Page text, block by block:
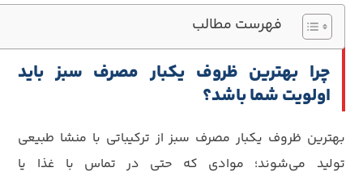
فهرست مطالب
چرا بهترین ظروف یکبار مصرف سبز باید
اولویت شما باشد؟
بهترین ظروف یکبار مصرف سبز از ترکیباتی با منشا طبیعی
تولید می‌شوند؛ موادی که حتی در تماس با غذا یا